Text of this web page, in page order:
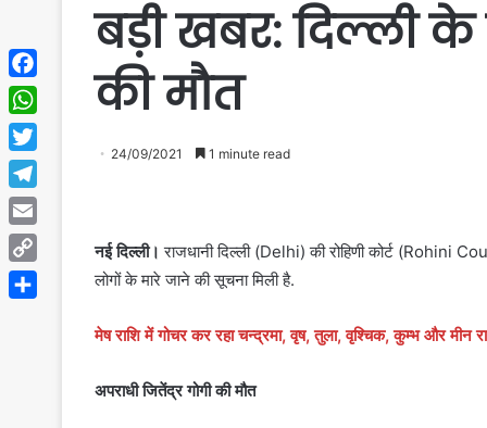
बड़ी खबर: दिल्ली के
की मौत
24/09/2021 1 minute read
नई दिल्ली। राजधानी दिल्ली (Delhi) की रोहिणी कोर्ट (Rohini
लोगों के मारे जाने की सूचना मिली है.
मेष राशि में गोचर कर रहा चन्द्रमा, वृष, तुला, वृश्चिक, कुम्भ और मीन
अपराधी जितेंद्र गोगी की मौत
Facebook
WhatsApp
Twitter
Telegram
Email
Copy
Link